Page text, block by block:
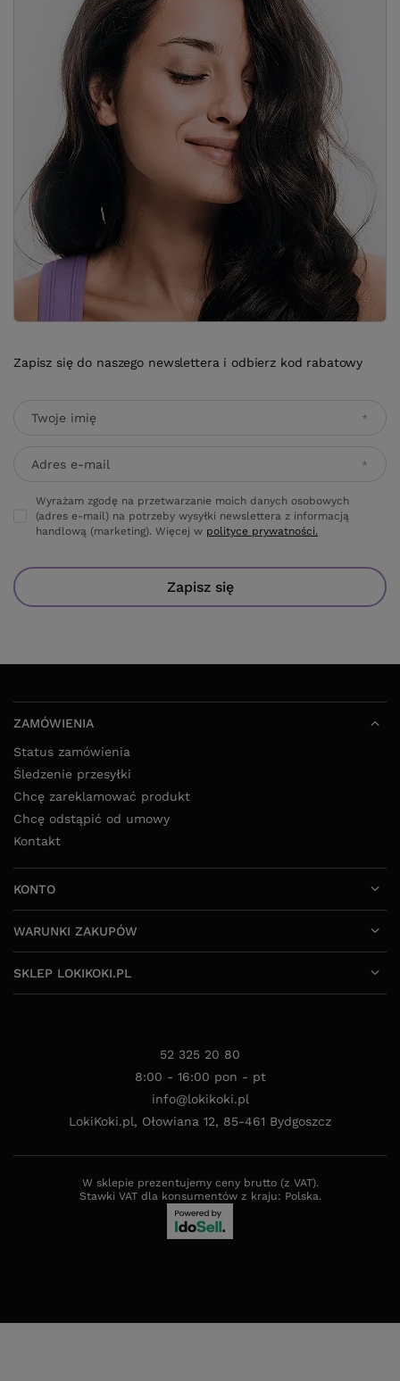
Zapisz się do naszego newslettera i odbierz kod rabatowy
Twoje imię
Adres e-mail
Wyrażam zgodę na przetwarzanie moich danych osobowych
(adres e-mail) na potrzeby wysyłki newslettera z informacją
handlową (marketing). Więcej w polityce prywatności.
Zapisz się
ZAMÓWIENIA
Status zamówienia
Śledzenie przesyłki
Chcę zareklamować produkt
Chcę odstąpić od umowy
Kontakt
KONTO
WARUNKI ZAKUPÓW
SKLEP LOKIKOKI.PL
52 325 20 80
8:00 - 16:00 pon - pt
info@lokikoki.pl
LokiKoki.pl, Ołowiana 12, 85-461 Bydgoszcz
W sklepie prezentujemy ceny brutto (z VAT).
Stawki VAT dla konsumentów z kraju: Polska.